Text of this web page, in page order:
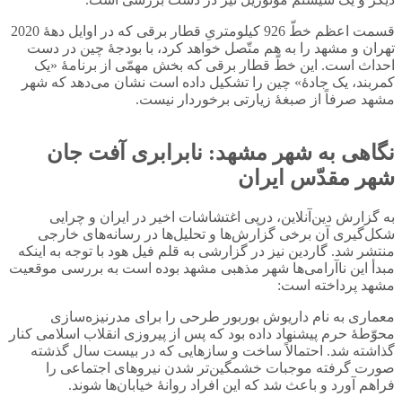
قسمت اعظم خطّ 926 کیلومتریِ قطار برقی که در اوایل دهۀ 2020
تهران و مشهد را به هم متّصل خواهد کرد، با بودجۀ چین در دست
احداث است. این خطّ قطار برقی که بخش مهمّی از برنامۀ «یک
کمربند، یک جادۀ» چین را تشکیل داده است نشان می‌دهد که شهر
مشهد صرفاً از صبغۀ زیارتی برخوردار نیست.
نگاهی به شهر مشهد: نابرابری آفت جان
شهر مقدّس ایران
به گزارش دین‌آنلاین، درپی اغتشاشات اخیر در ایران و چرایی
شکل‌گیری آن برخی گزارش‌ها و تحلیل‌ها در رسانه‌های خارجی
منتشر شد. گاردین نیز در گزارشی به قلم فیل هود با توجه به اینکه
مبدأ این ناآرامی‌ها شهر مذهبی مشهد بوده است به بررسی موقعیت
مشهد پرداخته است:
معماری به نام داریوش بوربور طرحی را برای مدرنیزه‌سازی
محوّطۀ حرم پیشنهاد داده بود که پس از پیروزی انقلاب اسلامی کنار
گذاشته شد. احتمالاً ساخت و سازهایی که در بیست سال گذشته
صورت گرفته موجبات خشمگین‌تر شدن نیروهای اجتماعی را
فراهم آورد و باعث شد که این افراد روانۀ خیابان‌ها شوند.